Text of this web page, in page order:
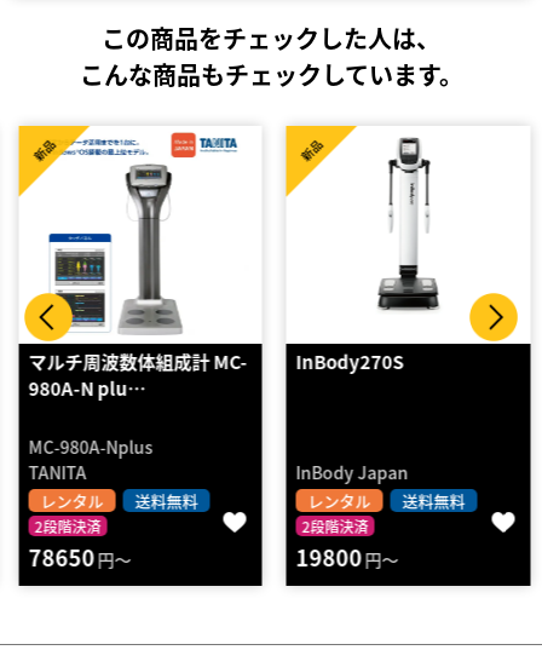
この商品をチェックした人は、
こんな商品もチェックしています。
マルチ周波数体組成計 MC-
980A-N plu…
MC-980A-Nplus
TANITA
レンタル 送料無料
2段階決済
新品
78650円～
InBody270S
InBody Japan
レンタル 送料無料
2段階決済
新品
19800円～